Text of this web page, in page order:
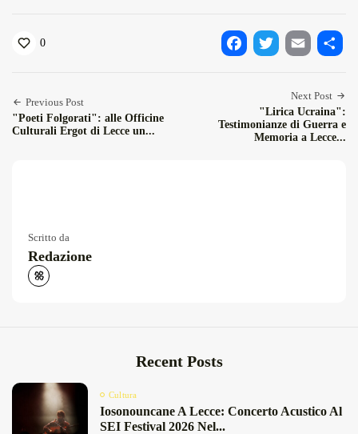
0
Previous Post
"Poeti Folgorati": alle Officine
Culturali Ergot di Lecce un...
Next Post
"Lirica Ucraina":
Testimonianze di Guerra e
Memoria a Lecce...
Scritto da
Redazione
Recent Posts
Cultura
Iosonouncane A Lecce: Concerto Acustico Al
SEI Festival 2026 Nel...